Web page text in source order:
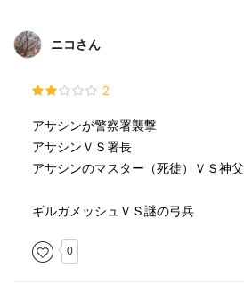
ニコさん
2
アサシンが警察署襲撃
アサシンＶＳ署長
アサシンのマスター（死徒）ＶＳ神父
ギルガメッシュＶＳ謎の弓兵
0